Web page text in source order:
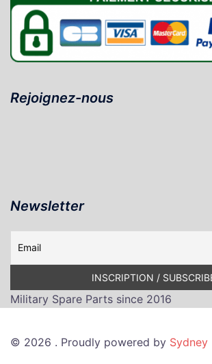
Rejoignez-nous
Newsletter
Military Spare Parts since 2016
© 2026 . Proudly powered by Sydney